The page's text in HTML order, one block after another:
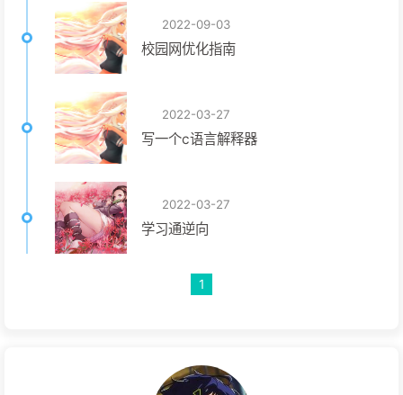
2022-09-03
校园网优化指南
2022-03-27
写一个c语言解释器
2022-03-27
学习通逆向
1